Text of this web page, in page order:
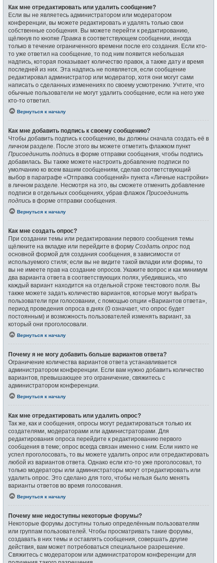
Как мне отредактировать или удалить сообщение?
Если вы не являетесь администратором или модератором
конференции, вы можете редактировать и удалять только свои
собственные сообщения. Вы можете перейти к редактированию,
щёлкнув по кнопке Правка в соответствующем сообщении, иногда
только в течение ограниченного времени после его создания. Если кто-
то уже ответил на сообщение, то под ним появится небольшая
надпись, которая показывает количество правок, а также дату и время
последней из них. Эта надпись не появляется, если сообщение
редактировал администратор или модератор, хотя они могут сами
написать о сделанных изменениях по своему усмотрению. Учтите, что
обычные пользователи не могут удалить сообщение, если на него уже
кто-то ответил.
Вернуться к началу
Как мне добавить подпись к своему сообщению?
Чтобы добавить подпись к сообщению, вы должны сначала создать её в
личном разделе. После этого вы можете отметить флажком пункт
Присоединить подпись в форме отправки сообщения, чтобы подпись
добавилась. Вы также можете настроить добавление подписи по
умолчанию ко всем вашим сообщениям, сделав соответствующий
выбор в параграфе «Отправка сообщений» пункта «Личные настройки»
в личном разделе. Несмотря на это, вы сможете отменить добавление
подписи в отдельных сообщениях, убрав флажок Присоединить
подпись в форме отправки сообщения.
Вернуться к началу
Как мне создать опрос?
При создании темы или редактировании первого сообщения темы
щёлкните на вкладке или перейдите в форму Создать опрос под
основной формой для создания сообщения, в зависимости от
используемого стиля; если вы не видите такой вкладки или формы, то
вы не имеете прав на создание опросов. Укажите вопрос и как минимум
два варианта ответа в соответствующих полях, убедившись, что
каждый вариант находится на отдельной строке текстового поля. Вы
также можете задать количество вариантов, которые могут выбрать
пользователи при голосовании, с помощью опции «Вариантов ответа»,
период проведения опроса в днях (0 означает, что опрос будет
постоянным) и возможность пользователей изменять вариант, за
который они проголосовали.
Вернуться к началу
Почему я не могу добавить больше вариантов ответа?
Ограничение количества вариантов ответа устанавливается
администратором конференции. Если вам нужно добавить количество
вариантов, превышающее это ограничение, свяжитесь с
администратором конференции.
Вернуться к началу
Как мне отредактировать или удалить опрос?
Так же, как и сообщения, опросы могут редактироваться только их
создателями, модераторами или администраторами. Для
редактирования опроса перейдите к редактированию первого
сообщения в теме; опрос всегда связан именно с ним. Если никто не
успел проголосовать, то вы можете удалить опрос или отредактировать
любой из вариантов ответа. Однако если кто-то уже проголосовал, то
только модераторы или администраторы могут отредактировать или
удалить опрос. Это сделано для того, чтобы нельзя было менять
варианты ответов во время голосования.
Вернуться к началу
Почему мне недоступны некоторые форумы?
Некоторые форумы доступны только определённым пользователям
или группам пользователей. Чтобы просматривать такие форумы,
создавать в них темы и оставлять сообщения, совершать другие
действия, вам может потребоваться специальное разрешение.
Свяжитесь с модератором или администратором конференции для